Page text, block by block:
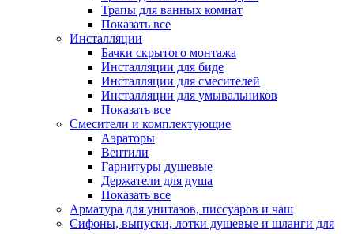
Трапы для ванных комнат
Показать все
Инсталляции
Бачки скрытого монтажа
Инсталляции для биде
Инсталляции для смесителей
Инсталляции для умывальников
Показать все
Смесители и комплектующие
Аэраторы
Вентили
Гарнитуры душевые
Держатели для душа
Показать все
Арматура для унитазов, писсуаров и чаш
Сифоны, выпуски, лотки душевые и шланги для